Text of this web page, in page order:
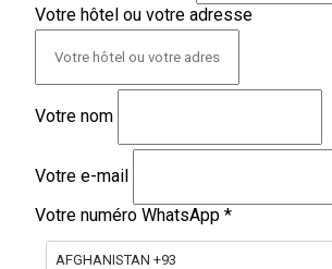
Votre hôtel ou votre adresse
Votre nom
Votre e-mail
Votre numéro WhatsApp *
AFGHANISTAN +93